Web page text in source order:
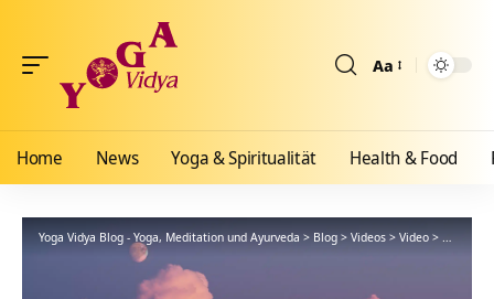
Aa
Home News Yoga & Spiritualität Health & Food
Yoga Vidya Blog - Yoga, Meditation und Ayurveda > Blog > Videos > Video > Ich kann